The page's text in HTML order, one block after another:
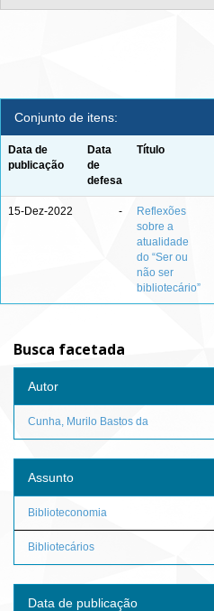
Conjunto de itens:
Data de
publicação
Data
de
defesa
Título
15-Dez-2022 -
Reflexões
sobre a
atualidade
do “Ser ou
não ser
bibliotecário”
Busca facetada
Autor
Cunha, Murilo Bastos da
Assunto
Biblioteconomia
Bibliotecários
Data de publicação